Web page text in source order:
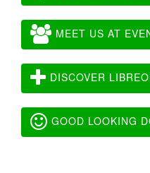
MEET US AT
DISCOVER
GOOD LOOKING